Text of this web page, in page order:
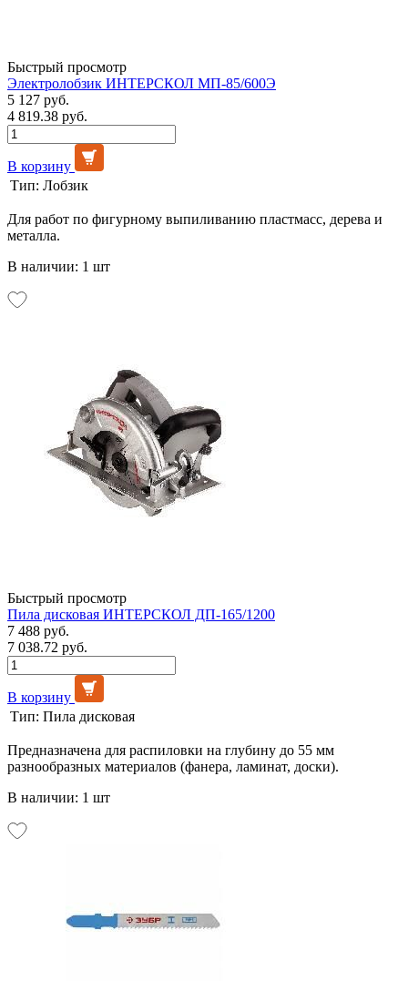
Быстрый просмотр
Электролобзик ИНТЕРСКОЛ МП-85/600Э
5 127 руб.
4 819.38 руб.
В корзину
Тип: Лобзик
Для работ по фигурному выпиливанию пластмасс, дерева и
металла.
В наличии: 1 шт
Быстрый просмотр
Пила дисковая ИНТЕРСКОЛ ДП-165/1200
7 488 руб.
7 038.72 руб.
В корзину
Тип: Пила дисковая
Предназначена для распиловки на глубину до 55 мм
разнообразных материалов (фанера, ламинат, доски).
В наличии: 1 шт